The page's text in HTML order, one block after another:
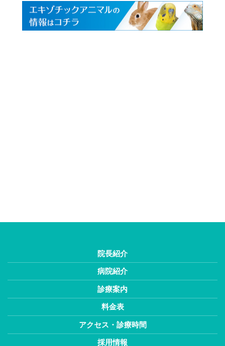
院長紹介
病院紹介
診療案内
料金表
アクセス・診療時間
採用情報